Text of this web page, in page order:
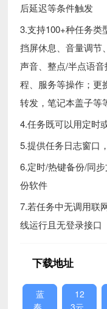
后延迟等条件触发
3.支持100+种任务类
挡屏休息、音量调节
声音、整点/半点语
程、服务等操作；更
转发，笔记本盖子等
4.任务既可以用定时
5.提供任务日志窗口
6.定时/热键备份/同
份软件
7.若任务中无调用联
线运行且无登录接口
下载地址
蓝
12